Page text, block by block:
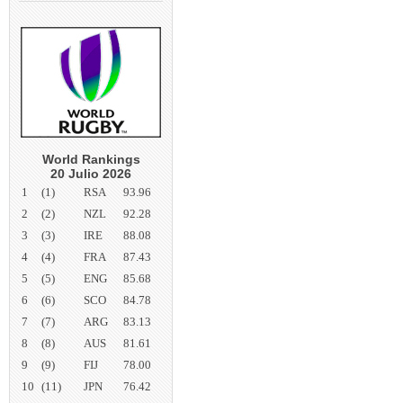
World Rankings
20 Julio 2026
1 (1) RSA
93.96
2
(2) NZL
92.28
3
(3) IRE
88.08
4
(4) FRA
87.43
5
(5) ENG
85.68
6
(6) SCO
84.78
7
(7) ARG
83.13
8
(8) AUS
81.61
9
(9) FIJ
78.00
10 (11) JPN 76.42